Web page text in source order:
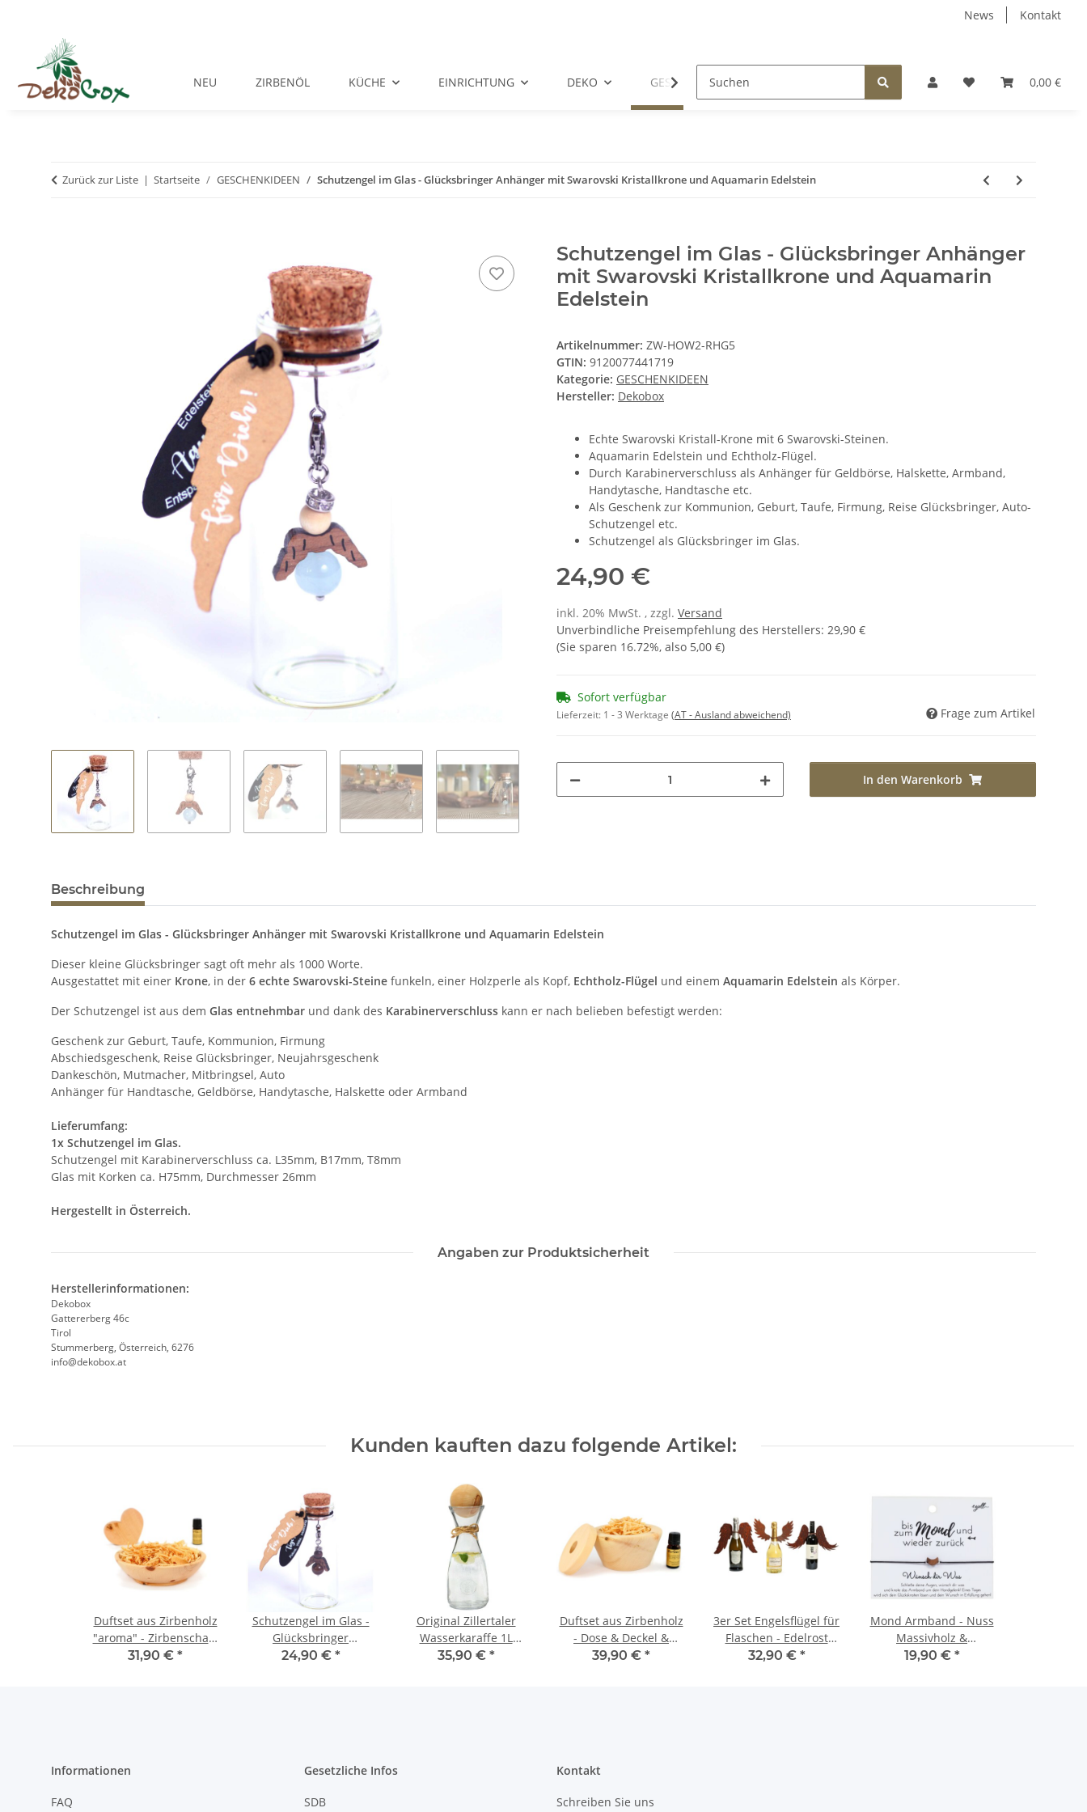
News Kontakt
0,00 €
NEU ZIRBENÖL KÜCHE EINRICHTUNG DEKO GESCHENKIDEEN SCHMUCK BELEUCHTUNG
Zurück zur Liste Startseite GESCHENKIDEEN Schutzengel im Glas - Glücksbringer Anhänger mit Swarovski Kristallkrone und Aquamarin Edelstein
Schutzengel im Glas - Glücksbringer Anhänger
mit Swarovski Kristallkrone und Aquamarin
Edelstein
Artikelnummer: ZW-HOW2-RHG5
GTIN: 9120077441719
Kategorie: GESCHENKIDEEN
Hersteller: Dekobox
Echte Swarovski Kristall-Krone mit 6 Swarovski-Steinen.
Aquamarin Edelstein und Echtholz-Flügel.
Durch Karabinerverschluss als Anhänger für Geldbörse, Halskette, Armband,
Handytasche, Handtasche etc.
Als Geschenk zur Kommunion, Geburt, Taufe, Firmung, Reise Glücksbringer, Auto-
Schutzengel etc.
Schutzengel als Glücksbringer im Glas.
24,90 €
inkl. 20% MwSt. , zzgl. Versand
Unverbindliche Preisempfehlung des Herstellers: 29,90 €
(Sie sparen 16.72%, also 5,00 €)
Sofort verfügbar
Lieferzeit: 1 - 3 Werktage (AT - Ausland abweichend) Frage zum Artikel
In den Warenkorb
Beschreibung
Schutzengel im Glas - Glücksbringer Anhänger mit Swarovski Kristallkrone und Aquamarin Edelstein
Dieser kleine Glücksbringer sagt oft mehr als 1000 Worte.
Ausgestattet mit einer Krone, in der 6 echte Swarovski-Steine funkeln, einer Holzperle als Kopf, Echtholz-Flügel und einem Aquamarin Edelstein als Körper.
Der Schutzengel ist aus dem Glas entnehmbar und dank des Karabinerverschluss kann er nach belieben befestigt werden:
Geschenk zur Geburt, Taufe, Kommunion, Firmung
Abschiedsgeschenk, Reise Glücksbringer, Neujahrsgeschenk
Dankeschön, Mutmacher, Mitbringsel, Auto
Anhänger für Handtasche, Geldbörse, Handytasche, Halskette oder Armband
Lieferumfang:
1x Schutzengel im Glas.
Schutzengel mit Karabinerverschluss ca. L35mm, B17mm, T8mm
Glas mit Korken ca. H75mm, Durchmesser 26mm
Hergestellt in Österreich.
Angaben zur Produktsicherheit
Herstellerinformationen:
Dekobox
Gattererberg 46c
Tirol
Stummerberg, Österreich, 6276
info@dekobox.at
Kunden kauften dazu folgende Artikel:
Duftset aus Zirbenholz
"aroma" - Zirbenschale
& Zirbenspäne & Herz
31,90 € *
Schutzengel im Glas -
Glücksbringer
Anhänger mit
24,90 € *
Original Zillertaler
Wasserkaraffe 1L
"Rocco" inkl.
35,90 € *
Duftset aus Zirbenholz
- Dose & Deckel &
Zirbenspäne & Zirbenöl
39,90 € *
3er Set Engelsflügel für
Flaschen - Edelrost
Flaschendeko - zum
32,90 € *
Mond Armband - Nuss
Massivholz &
schwarzes Bändchen -
19,90 € *
Informationen
FAQ
Gesetzliche Infos
SDB
Kontakt
Schreiben Sie uns